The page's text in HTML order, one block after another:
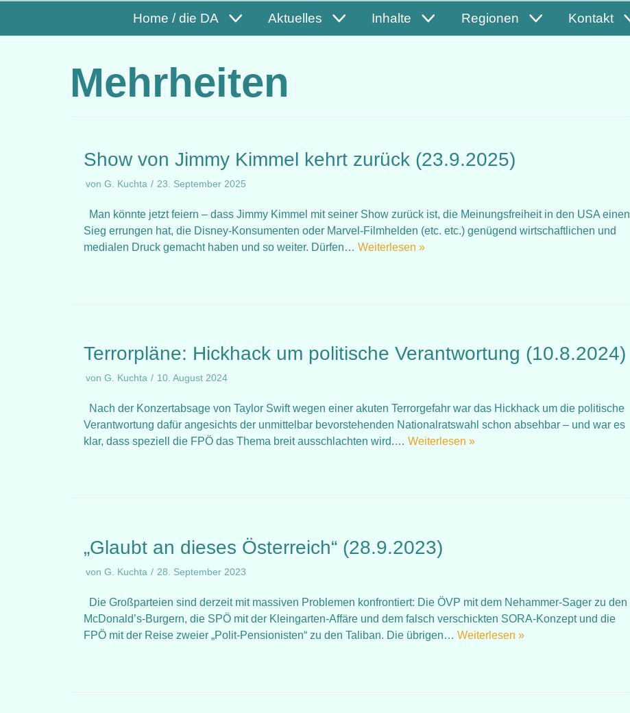
Home / die DA Aktuelles Inhalte Regionen Kontakt
Mehrheiten
Show von Jimmy Kimmel kehrt zurück (23.9.2025)
von G. Kuchta 23. September 2025
Man könnte jetzt feiern – dass Jimmy Kimmel mit seiner Show zurück ist, die Meinungsfreiheit in den USA einen
Sieg errungen hat, die Disney-Konsumenten oder Marvel-Filmhelden (etc. etc.) genügend wirtschaftlichen und
medialen Druck gemacht haben und so weiter. Dürfen… Weiterlesen »
Terrorpläne: Hickhack um politische Verantwortung (10.8.2024)
von G. Kuchta 10. August 2024
Nach der Konzertabsage von Taylor Swift wegen einer akuten Terrorgefahr war das Hickhack um die politische
Verantwortung dafür angesichts der unmittelbar bevorstehenden Nationalratswahl schon absehbar – und war es
klar, dass speziell die FPÖ das Thema breit ausschlachten wird.… Weiterlesen »
„Glaubt an dieses Österreich“ (28.9.2023)
von G. Kuchta 28. September 2023
Die Großparteien sind derzeit mit massiven Problemen konfrontiert: Die ÖVP mit dem Nehammer-Sager zu den
McDonald’s-Burgern, die SPÖ mit der Kleingarten-Affäre und dem falsch verschickten SORA-Konzept und die
FPÖ mit der Reise zweier „Polit-Pensionisten“ zu den Taliban. Die übrigen… Weiterlesen »